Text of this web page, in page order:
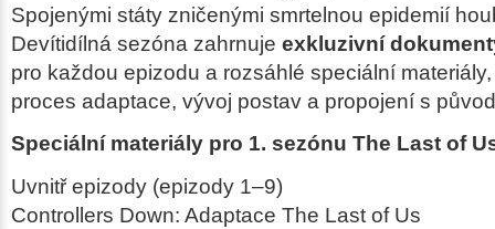
Spojenými státy zničenými smrtelnou epidemií
Devítidílná sezóna zahrnuje exkluzivní
pro každou epizodu a rozsáhlé speciální
proces adaptace, vývoj postav a propojení s
Speciální materiály pro 1. sezónu The Last of
Uvnitř epizody (epizody 1–9)
Controllers Down: Adaptace The Last of Us